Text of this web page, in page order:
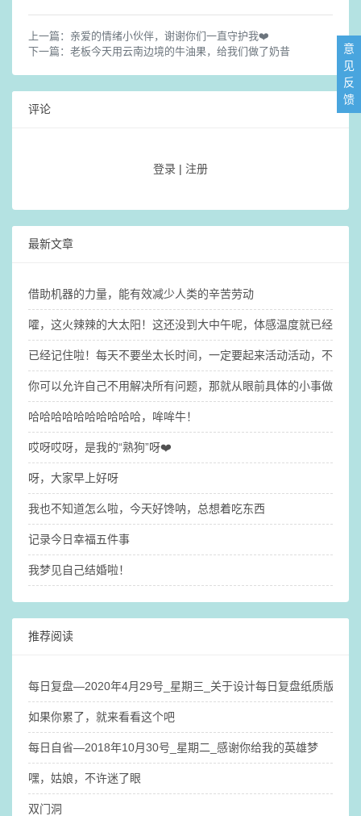
上一篇： 亲爱的情绪小伙伴，谢谢你们一直守护我❤️
下一篇： 老板今天用云南边境的牛油果，给我们做了奶昔
评论
登录 | 注册
最新文章
借助机器的力量，能有效减少人类的辛苦劳动
嚯，这火辣辣的大太阳！这还没到大中午呢，体感温度就已经31°
已经记住啦！每天不要坐太长时间，一定要起来活动活动，不然大
你可以允许自己不用解决所有问题，那就​从眼前具体的小事做起吧
哈哈哈哈哈哈哈哈哈哈，哞哞牛！
哎呀哎呀，是我的“熟狗”呀❤️
呀，大家早上好呀
我也不知道怎么啦，今天好馋呐，总想着吃东西
记录今日幸福五件事
我梦见自己结婚啦！
推荐阅读
每日复盘—2020年4月29号_星期三_关于设计每日复盘纸质版笔记
如果你累了，就来看看这个吧
每日自省—2018年10月30号_星期二_感谢你给我的英雄梦
嘿，姑娘，不许迷了眼
双门洞
意
见
反
馈